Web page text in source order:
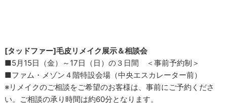
[タッドファー]毛皮リメイク展示＆相談会
■5月15日（金）～17日（日）の３日間 ＜事前予約制＞
■ファム・メゾン４階特設会場（中央エスカレーター前）
※リメイクのご相談をご希望のお客様は、事前にご予約くださ
い。ご相談の承り時間は約60分となります。